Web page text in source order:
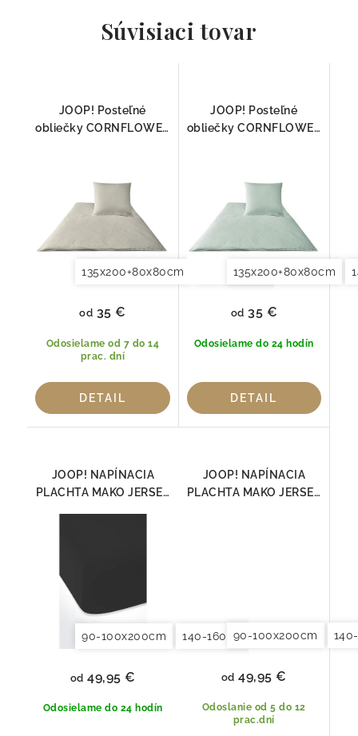
Súvisiaci tovar
JOOP! Posteľné
obliečky CORNFLOWER
135x200+80x80cm 140x200+70x90cm
Odosielame od 7 do 14
prac. dní
od 35 €
DETAIL
JOOP! Posteľné
obliečky CORNFLOWER
135x200+80x80cm
Odosielame do 24 hodín
od 35 €
DETAIL
JOOP! NAPÍNACIA
PLACHTA MAKO JERSEY
90-100x200cm 140-160x200cm
Odosielame do 24 hodín
od 49,95 €
JOOP! NAPÍNACIA
PLACHTA MAKO JERSEY
90-100x200cm
Odoslanie od 5 do 12
prac.dní
od 49,95 €